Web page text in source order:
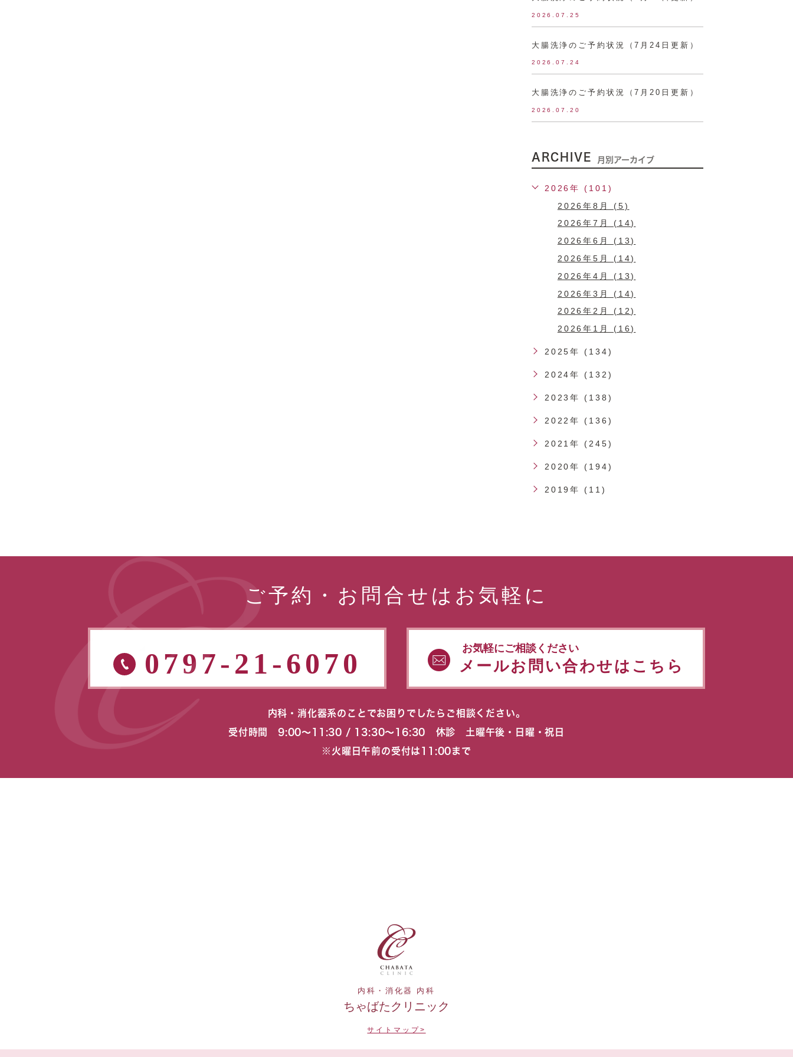
2026.07.25
大腸洗浄のご予約状況（7月24日更新）
2026.07.24
大腸洗浄のご予約状況（7月20日更新）
2026.07.20
ARCHIVE 月別アーカイブ
2026年 (101)
2026年8月 (5)
2026年7月 (14)
2026年6月 (13)
2026年5月 (14)
2026年4月 (13)
2026年3月 (14)
2026年2月 (12)
2026年1月 (16)
2025年 (134)
2024年 (132)
2023年 (138)
2022年 (136)
2021年 (245)
2020年 (194)
2019年 (11)
ご予約・お問合せはお気軽に
0797-21-6070 お気軽にご相談ください
メールお問い合わせはこちら
内科・消化器系のことでお困りでしたらご相談ください。
受付時間 9:00〜11:30 / 13:30〜16:30 休診 土曜午後・日曜・祝日
※火曜日午前の受付は11:00まで
内科・消化器 内科
ちゃばたクリニック
サイトマップ>